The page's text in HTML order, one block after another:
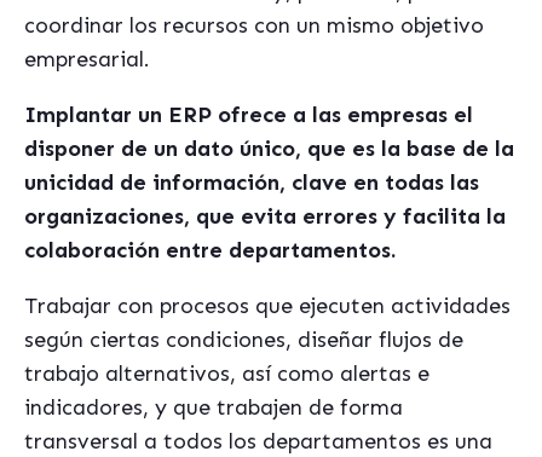
coordinar los recursos con un mismo objetivo
empresarial.
Implantar un ERP ofrece a las empresas el
disponer de un dato único, que es la base de la
unicidad de información, clave en todas las
organizaciones, que evita errores y facilita la
colaboración entre departamentos.
Trabajar con procesos que ejecuten actividades
según ciertas condiciones, diseñar flujos de
trabajo alternativos, así como alertas e
indicadores, y que trabajen de forma
transversal a todos los departamentos es una